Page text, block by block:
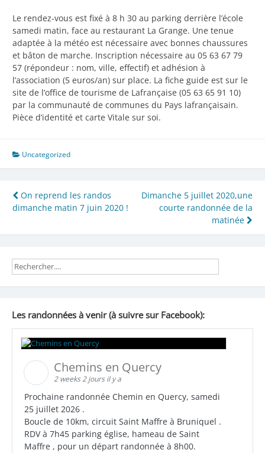
Le rendez-vous est fixé à 8 h 30 au parking derrière l’école
samedi matin, face au restaurant La Grange. Une tenue
adaptée à la météo est nécessaire avec bonnes chaussures
et bâton de marche. Inscription nécessaire au 05 63 67 79
57 (répondeur : nom, ville, effectif) et adhésion à
l’association (5 euros/an) sur place. La fiche guide est sur le
site de l’office de tourisme de Lafrançaise (05 63 65 91 10)
par la communauté de communes du Pays lafrançaisain.
Pièce d’identité et carte Vitale sur soi.
Uncategorized
Navigation
de
l’article
On reprend les randos
dimanche matin 7 juin 2020 !
Dimanche 5 juillet 2020,une
courte randonnée de la
matinée
Les randonnées à venir (à suivre sur Facebook):
Chemins en Quercy
2 weeks 2 jours il y a
Prochaine randonnée Chemin en Quercy, samedi
25 juillet 2026 .
Boucle de 10km, circuit Saint Maffre à Bruniquel .
RDV à 7h45 parking église, hameau de Saint
Maffre , pour un départ randonnée à 8h00.